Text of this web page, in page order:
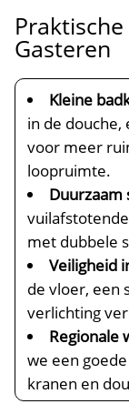
Gasteren
Kleine
in de
voor meer
loopruimte.
Duurzaam
met dubbele
Veiligheid
de vloer, een
verlichting
Regionale
we een
kranen en